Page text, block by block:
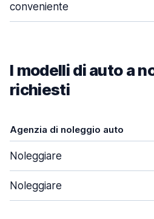
conveniente
I modelli di auto a
richiesti
Agenzia di noleggio auto
Noleggiare
Noleggiare